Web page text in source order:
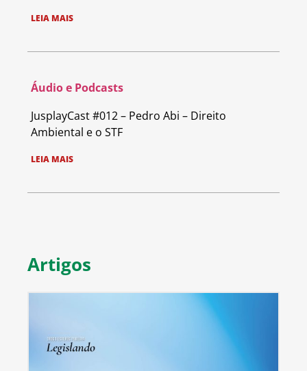
LEIA MAIS
Áudio e Podcasts
JusplayCast #012 – Pedro Abi – Direito
Ambiental e o STF
LEIA MAIS
Artigos